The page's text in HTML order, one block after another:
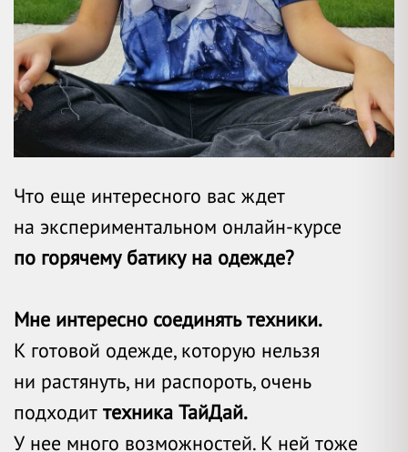
Что еще интересного вас ждет
на экспериментальном онлайн-курсе
по горячему батику на одежде?
Мне интересно соединять техники.
К готовой одежде, которую нельзя
ни растянуть, ни распороть, очень
подходит техника ТайДай.
У нее много возможностей. К ней тоже